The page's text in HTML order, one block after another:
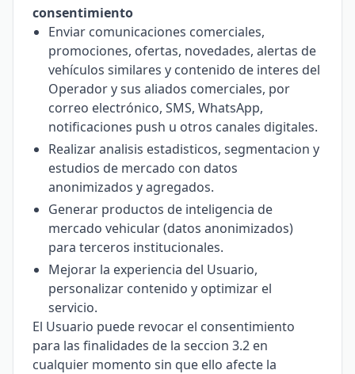
consentimiento
Enviar comunicaciones comerciales,
promociones, ofertas, novedades, alertas de
vehículos similares y contenido de interes del
Operador y sus aliados comerciales, por
correo electrónico, SMS, WhatsApp,
notificaciones push u otros canales digitales.
Realizar analisis estadisticos, segmentacion y
estudios de mercado con datos
anonimizados y agregados.
Generar productos de inteligencia de
mercado vehicular (datos anonimizados)
para terceros institucionales.
Mejorar la experiencia del Usuario,
personalizar contenido y optimizar el
servicio.
El Usuario puede revocar el consentimiento
para las finalidades de la seccion 3.2 en
cualquier momento sin que ello afecte la